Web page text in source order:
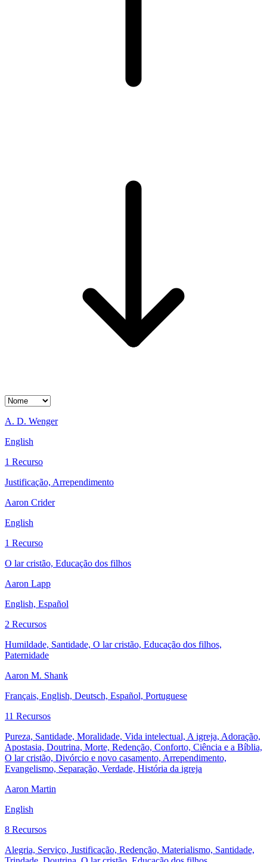
A. D. Wenger
English
1 Recurso
Justificação, Arrependimento
Aaron Crider
English
1 Recurso
O lar cristão, Educação dos filhos
Aaron Lapp
English, Español
2 Recursos
Humildade, Santidade, O lar cristão, Educação dos filhos,
Paternidade
Aaron M. Shank
Français, English, Deutsch, Español, Portuguese
11 Recursos
Pureza, Santidade, Moralidade, Vida intelectual, A igreja, Adoração,
Apostasia, Doutrina, Morte, Redenção, Conforto, Ciência e a Bíblia,
O lar cristão, Divórcio e novo casamento, Arrependimento,
Evangelismo, Separação, Verdade, História da igreja
Aaron Martin
English
8 Recursos
Alegria, Serviço, Justificação, Redenção, Materialismo, Santidade,